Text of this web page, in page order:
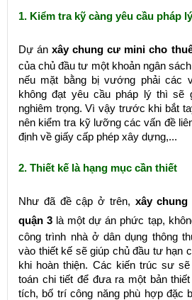
1. Kiểm tra kỹ càng yêu cầu pháp lý
Dự ánxây chung cư mini cho
của chủ đầu tư một khoản ngân
nếu mặt bằng bị vướng phải các
không đạt yêu cầu pháp lý thì sẽ
nghiêm trọng. Vì vậy trước khi bắt
nên kiểm tra kỹ lưỡng các vấn đề
định về giấy cấp phép xây dựng,...
2. Thiết kế là hạng mục cần thiết
Như đã đề cập ở trên, xây
quận 3 là một dự án phức tạp,
công trình nhà ở dân dụng thông
vào thiết kế sẽ giúp chủ đầu tư hạn
khi hoàn thiện. Các kiến trúc sư
toán chi tiết để đưa ra một bản
tích, bố trí công năng phù hợp đặc